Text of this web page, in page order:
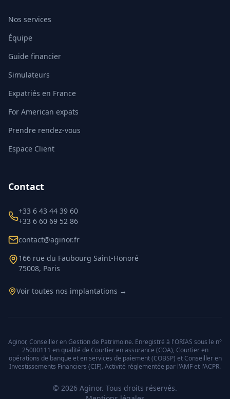
Nos services
Équipe
Guide financier
Simulateurs
Expatriés en France
For American expats
Prendre rendez-vous
Espace Client
Contact
+33 6 43 44 39 60
+33 6 60 69 52 86
contact@aginor.fr
166 rue du Faubourg Saint-Honoré
75008, Paris
Voir toutes nos implantations →
Aginor, Conseiller en Gestion de Patrimoine. Enregistré à l'ORIAS sous le n°
25000111 en qualité de Courtier en assurance (COA), Courtier en
opérations de banque et en services de paiement (COBSP) et Conseiller en
Investissements Financiers (CIF). Activité réglementée par l'AMF et l'ACPR.
© 2026 Aginor. Tous droits réservés.